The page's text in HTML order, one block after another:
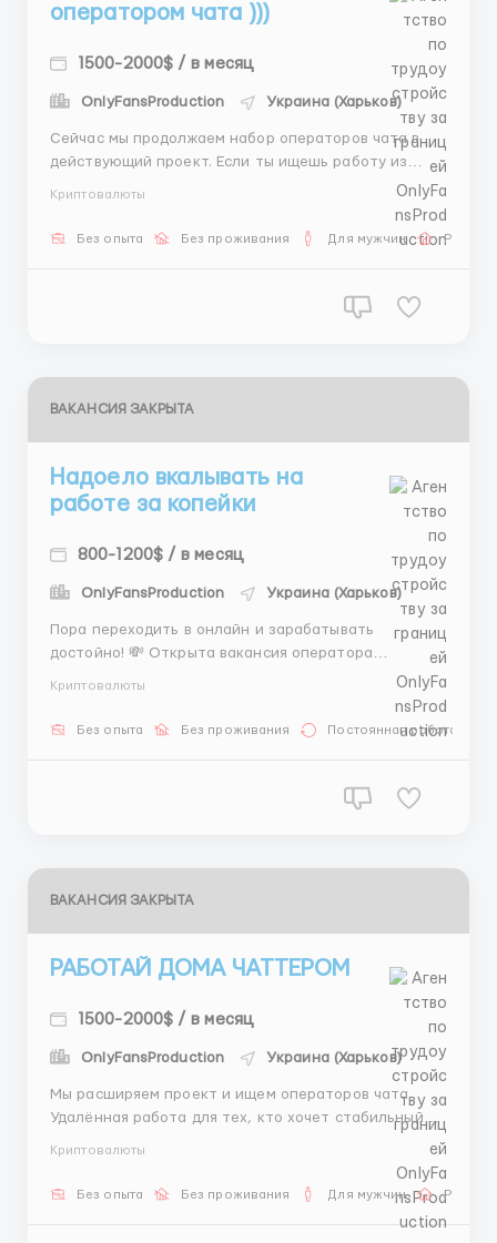
оператором чата )))
1500-2000$ / в месяц
OnlyFansProduction Украина (Харьков)
Сейчас мы продолжаем набор операторов чата в
действующий проект. Если ты ищешь работу из
зарабатывать, обязательно ознакомься с
Криптовалюты
Без опыта Без проживания Для мужчин Работа
ВАКАНСИЯ ЗАКРЫТА
Надоело вкалывать на
работе за копейки
800-1200$ / в месяц
OnlyFansProduction Украина (Харьков)
Пора переходить в онлайн и зарабатывать
достойно! 💸 Открыта вакансия оператора
ведение простой отчетности. Все рабочие аккаунты
Криптовалюты
Без опыта Без проживания Постоянная работа
ВАКАНСИЯ ЗАКРЫТА
РАБОТАЙ ДОМА ЧАТТЕРОМ
1500-2000$ / в месяц
OnlyFansProduction Украина (Харьков)
Мы расширяем проект и ищем операторов чата.
Удалённая работа для тех, кто хочет стабильный
━━━━━━━━━━━━━━━━━━ 📌 Обязанности: 💬 Переписка
Криптовалюты
Без опыта Без проживания Для мужчин Работа